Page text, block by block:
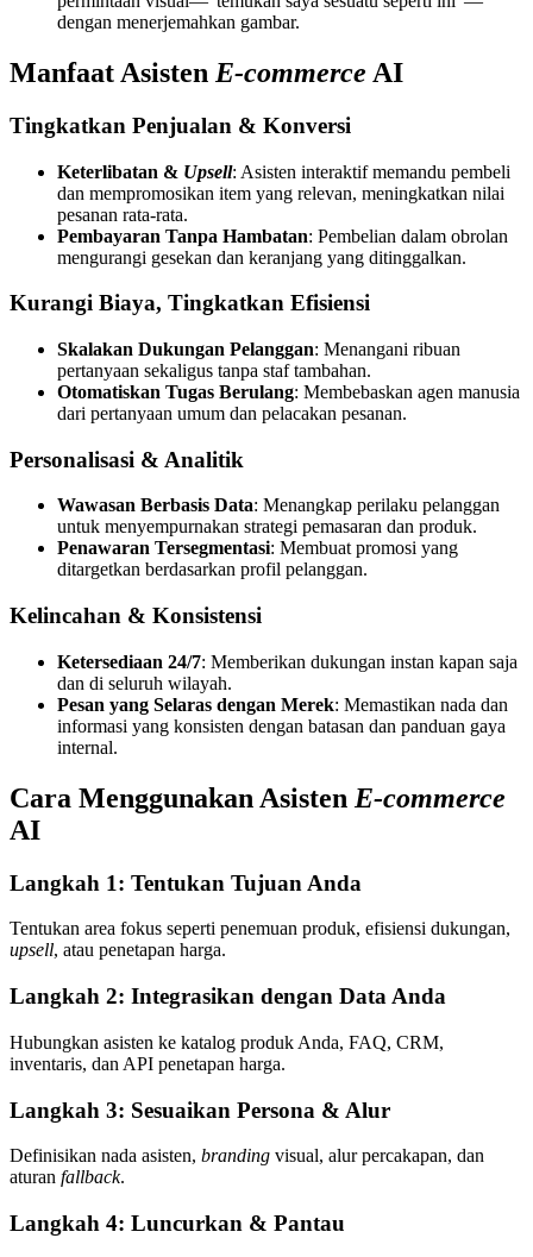
dengan menerjemahkan gambar.
Manfaat Asisten E-commerce AI
Tingkatkan Penjualan & Konversi
Keterlibatan & Upsell: Asisten interaktif memandu pembeli
dan mempromosikan item yang relevan, meningkatkan nilai
pesanan rata-rata.
Pembayaran Tanpa Hambatan: Pembelian dalam obrolan
mengurangi gesekan dan keranjang yang ditinggalkan.
Kurangi Biaya, Tingkatkan Efisiensi
Skalakan Dukungan Pelanggan: Menangani ribuan
pertanyaan sekaligus tanpa staf tambahan.
Otomatiskan Tugas Berulang: Membebaskan agen manusia
dari pertanyaan umum dan pelacakan pesanan.
Personalisasi & Analitik
Wawasan Berbasis Data: Menangkap perilaku pelanggan
untuk menyempurnakan strategi pemasaran dan produk.
Penawaran Tersegmentasi: Membuat promosi yang
ditargetkan berdasarkan profil pelanggan.
Kelincahan & Konsistensi
Ketersediaan 24/7: Memberikan dukungan instan kapan saja
dan di seluruh wilayah.
Pesan yang Selaras dengan Merek: Memastikan nada dan
informasi yang konsisten dengan batasan dan panduan gaya
internal.
Cara Menggunakan Asisten E-commerce
AI
Langkah 1: Tentukan Tujuan Anda
Tentukan area fokus seperti penemuan produk, efisiensi dukungan,
upsell, atau penetapan harga.
Langkah 2: Integrasikan dengan Data Anda
Hubungkan asisten ke katalog produk Anda, FAQ, CRM,
inventaris, dan API penetapan harga.
Langkah 3: Sesuaikan Persona & Alur
Definisikan nada asisten, branding visual, alur percakapan, dan
aturan fallback.
Langkah 4: Luncurkan & Pantau